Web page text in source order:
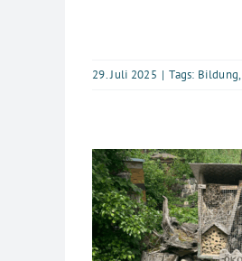
29. Juli 2025 | Tags: Bildung,